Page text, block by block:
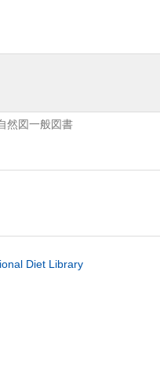
然図一般図書
Diet Library